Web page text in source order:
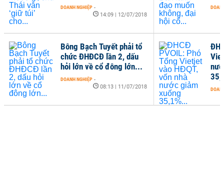
DOANH NGHIỆP -
14:09 | 12/07/2018
Bông Bạch Tuyết phải tổ
chức ĐHĐCĐ lần 2, dấu
hỏi lớn về cổ đông lớn...
DOANH NGHIỆP -
08:13 | 11/07/2018